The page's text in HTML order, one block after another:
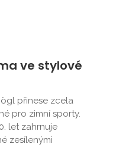
ve stylové
přinese zcela
pro zimní sporty.
let zahrnuje
zesílenými